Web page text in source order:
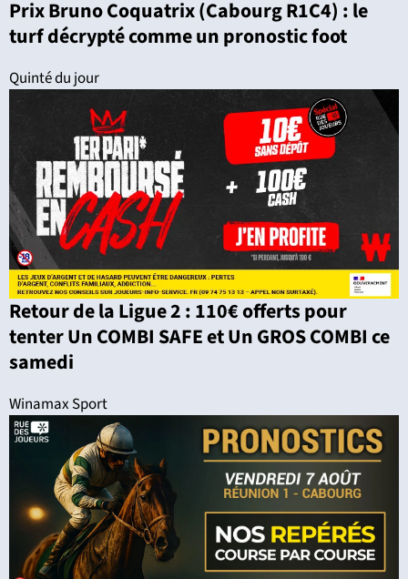
Prix Bruno Coquatrix (Cabourg R1C4) : le
turf décrypté comme un pronostic foot
Quinté du jour
Retour de la Ligue 2 : 110€ offerts pour
tenter Un COMBI SAFE et Un GROS COMBI ce
samedi
Winamax Sport